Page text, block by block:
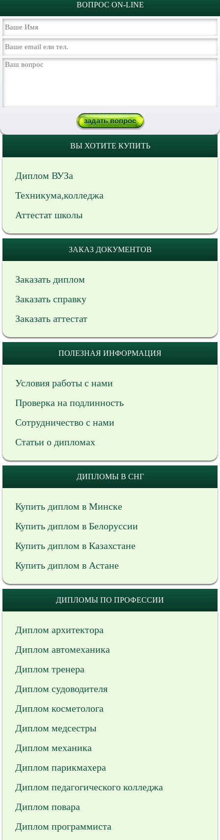
ВОПРОС ON-LINE
ВЫ ХОТИТЕ КУПИТЬ
Диплом ВУЗа
Техникума,колледжа
Аттестат школы
ЗАКАЗ ДОКУМЕНТОВ
Заказать диплом
Заказать справку
Заказать аттестат
ПОЛЕЗНАЯ ИНФОРМАЦИЯ
Условия работы с нами
Проверка на подлинность
Сотрудничество с нами
Статьи о дипломах
ДИПЛОМЫ В СНГ
Купить диплом в Минске
Купить диплом в Белоруссии
Купить диплом в Казахстане
Купить диплом в Астане
ДИПЛОМЫ ПО ПРОФЕССИИ
Диплом архитектора
Диплом автомеханика
Диплом тренера
Диплом судоводителя
Диплом косметолога
Диплом медсестры
Диплом механика
Диплом парикмахера
Диплом педагогического колледжа
Диплом повара
Диплом программиста